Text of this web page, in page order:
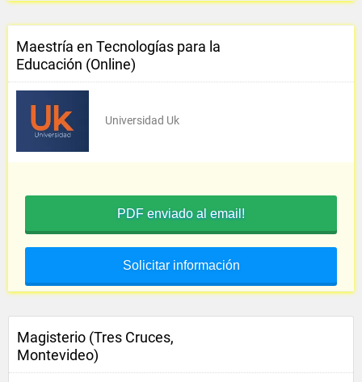
Maestría en Tecnologías para la
Educación (Online)
Universidad Uk
PDF enviado al email!
Solicitar información
Magisterio (Tres Cruces,
Montevideo)